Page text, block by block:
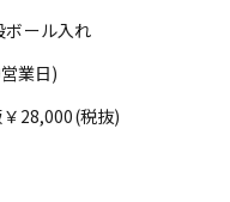
ボール入れ
業日)
28,000(税抜)